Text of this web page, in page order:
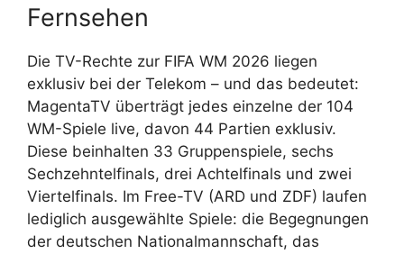
Fernsehen
Die TV-Rechte zur FIFA WM 2026 liegen
exklusiv bei der Telekom – und das bedeutet:
MagentaTV überträgt jedes einzelne der 104
WM-Spiele live, davon 44 Partien exklusiv.
Diese beinhalten 33 Gruppenspiele, sechs
Sechzehntelfinals, drei Achtelfinals und zwei
Viertelfinals. Im Free-TV (ARD und ZDF) laufen
lediglich ausgewählte Spiele: die Begegnungen
der deutschen Nationalmannschaft, das